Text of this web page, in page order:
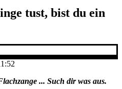
tust, bist du ein
... Such dir was aus.